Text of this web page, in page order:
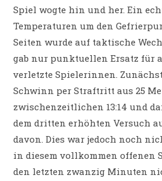
Spiel wogte hin und her. Ein
Temperaturen um den
Seiten wurde auf taktische
gab nur punktuellen Ersatz für
verletzte Spielerinnen.
Schwinn per Straftritt aus 25
zwischenzeitlichen 13:14 und
dem dritten erhöhten Versuch
davon. Dies war jedoch noch
in diesem vollkommen offenen
den letzten zwanzig Minuten